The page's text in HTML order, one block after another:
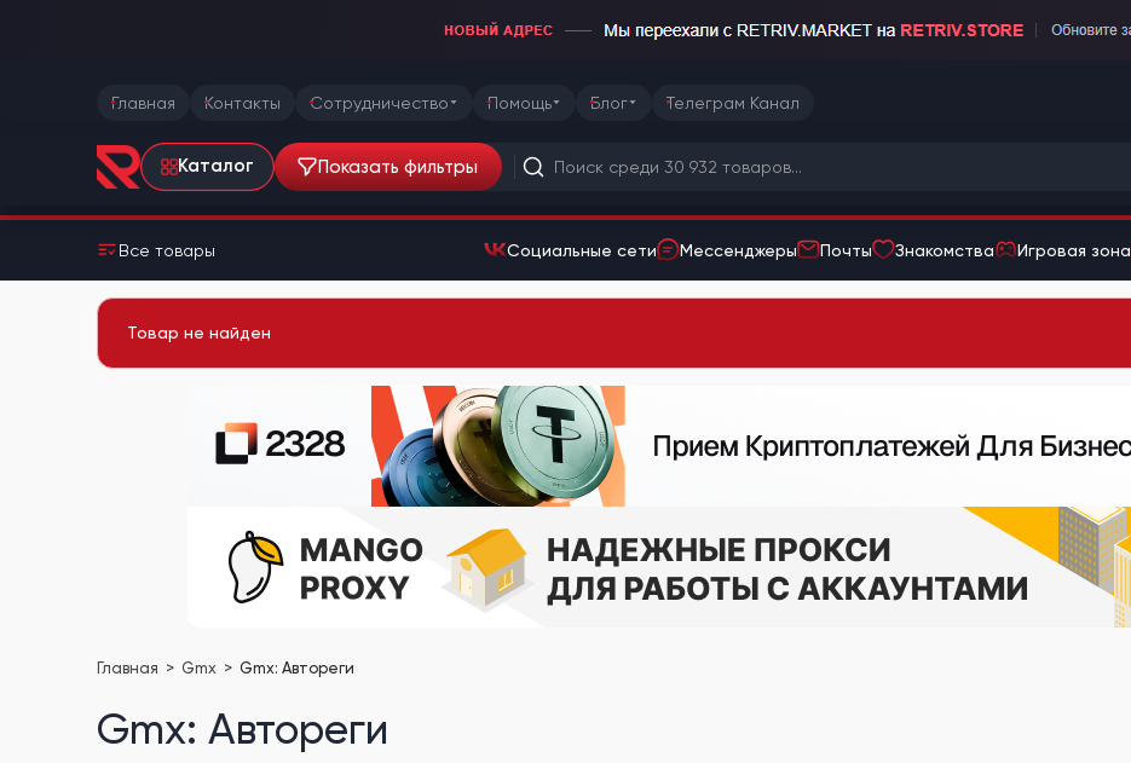
Главная Контакты Сотрудничество Помощь Блог Телеграм Канал
Каталог Показать фильтры
Все товары Социальные сети Мессенджеры Почты Знакомства Игровая зона
Товар не найден
Главная Gmx Gmx: Автореги
Gmx: Автореги